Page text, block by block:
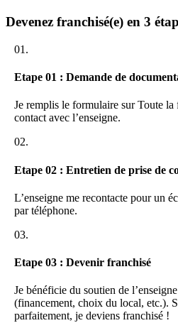
Airbnb).
Chaque franchise bénéficie d’outils
Pourquoi rejoindre le réseau
Intégrer Tranquille Émile, c’est
fait ses preuves sur le marché. Les
Une marque puissante et
Un positionnement haut de
valorisation des biens que
Ce modèle permet d’entreprendre
favorisant la croissance individuelle et
Les avantages du franchisé
Devenez franchisé(e) en 3
01.
Etape 01 : Demande de
Je remplis le formulaire sur Toute la
contact avec l’enseigne.
02.
Etape 02 : Entretien de prise de
L’enseigne me recontacte pour un
par téléphone.
03.
Etape 03 : Devenir franchisé
Je bénéficie du soutien de
(financement, choix du local, etc.).
parfaitement, je deviens franchisé !